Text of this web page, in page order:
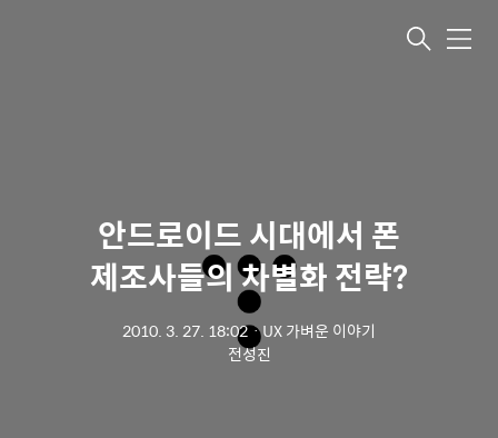
메뉴
안드로이드 시대에서 폰
제조사들의 차별화 전략?
2010. 3. 27. 18:02ㆍUX 가벼운 이야기
전성진